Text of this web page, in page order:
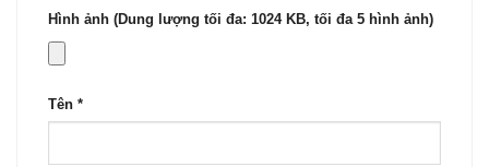
Hình ảnh (Dung lượng tối đa: 1024 KB, tối đa 5 hình ảnh)
Tên *